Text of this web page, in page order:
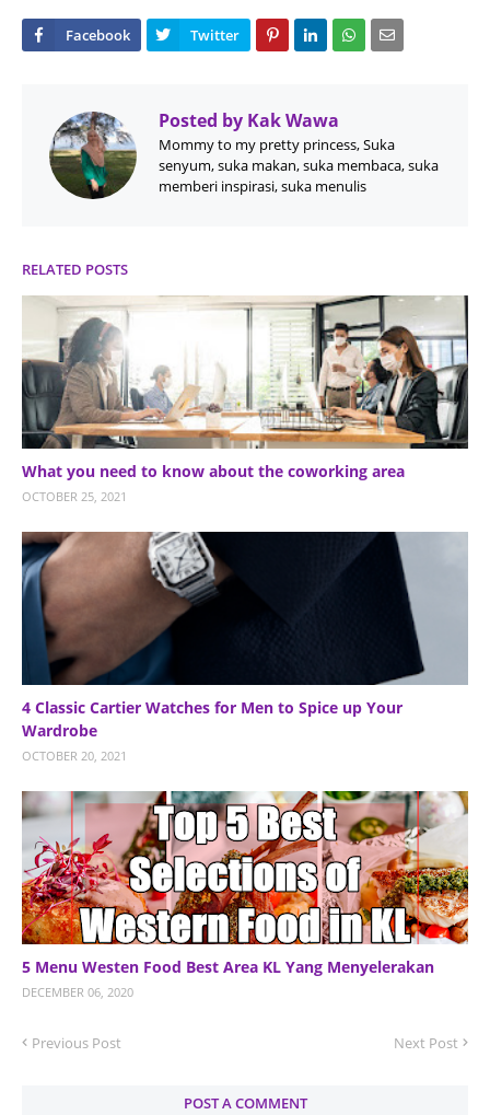
Posted by Kak Wawa
Mommy to my pretty princess, Suka
senyum, suka makan, suka membaca, suka
memberi inspirasi, suka menulis
RELATED POSTS
What you need to know about the coworking area
OCTOBER 25, 2021
4 Classic Cartier Watches for Men to Spice up Your
Wardrobe
OCTOBER 20, 2021
5 Menu Westen Food Best Area KL Yang Menyelerakan
DECEMBER 06, 2020
Previous Post Next Post
POST A COMMENT